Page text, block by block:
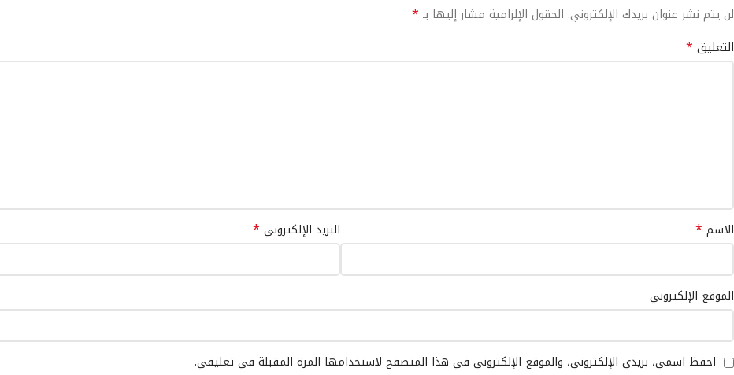
لن يتم نشر عنوان بريدك الإلكتروني. الحقول الإلزامية مشار إليها بـ *
التعليق *
الاسم * البريد الإلكتروني *
الموقع الإلكتروني
احفظ اسمي، بريدي الإلكتروني، والموقع الإلكتروني في هذا المتصفح لاستخدامها المرة المقبلة في تعليقي.